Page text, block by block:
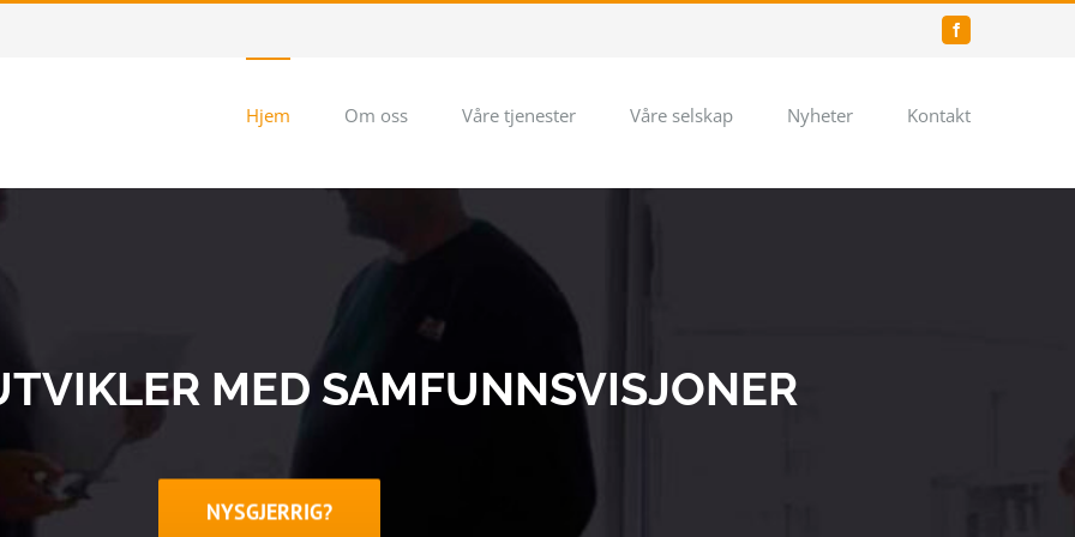
Hjem Om oss Våre tjenester Våre selskap Nyheter Kontakt
MED SAMFUNNSVISJONER
NYSGJERRIG?